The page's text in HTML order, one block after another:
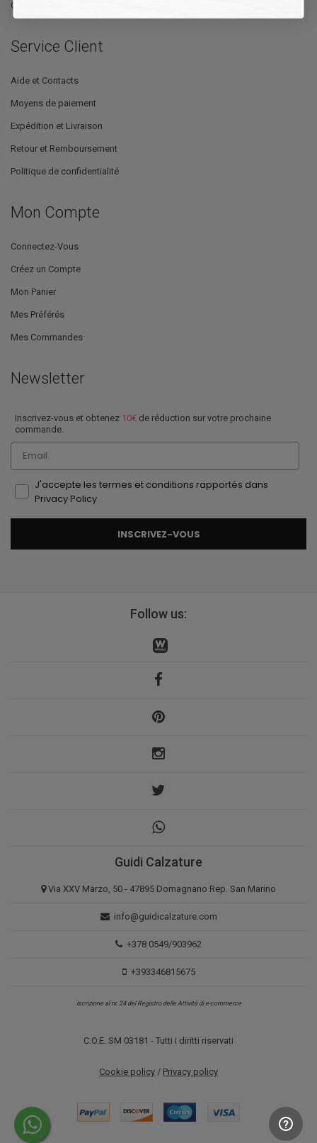
Offres
Service Client
Aide et Contacts
Moyens de paiement
Expédition et Livraison
Retour et Remboursement
Politique de confidentialité
Mon Compte
Connectez-Vous
Créez un Compte
Mon Panier
Mes Préférés
Mes Commandes
Newsletter
Inscrivez-vous et obtenez 10€ de réduction sur votre prochaine
commande.
Email
J'accepte les termes et conditions rapportés dans
Privacy Policy
INSCRIVEZ-VOUS
Follow us:
Guidi Calzature
Via XXV Marzo, 50 - 47895 Domagnano Rep. San Marino
info@guidicalzature.com
+378 0549/903962
+393346815675
Iscrizione al nr. 24 del Registro delle Attività di e-commerce
C.O.E. SM 03181 - Tutti i diritti riservati
Cookie policy / Privacy policy